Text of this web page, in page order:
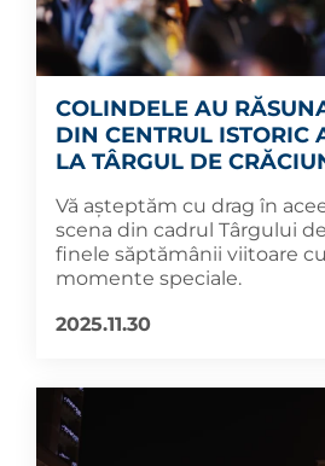
COLINDELE AU
DIN CENTRUL ISTORIC
LA TÂRGUL DE
Vă așteptăm cu drag în
scena din cadrul Târgului
finele săptămânii viitoare
momente speciale.
2025.11.30